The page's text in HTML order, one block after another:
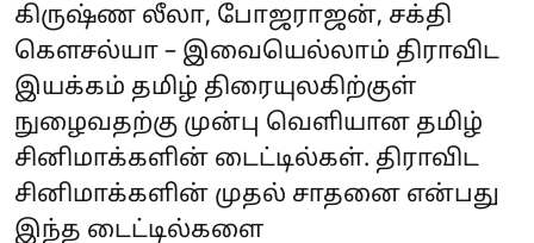
கிருஷ்ண லீலா, போஜராஜன், சக்தி
கௌசல்யா – இவையெல்லாம் திராவிட
இயக்கம் தமிழ் திரையுலகிற்குள்
நுழைவதற்கு முன்பு வெளியான தமிழ்
சினிமாக்களின் டைட்டில்கள். திராவிட
சினிமாக்களின் முதல் சாதனை என்பது
இந்த டைட்டில்களை